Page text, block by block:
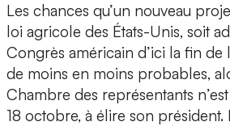
Les chances qu’un nouveau
loi agricole des États-Unis, soit
Congrès américain d’ici la fin de
de moins en moins probables,
Chambre des représentants
18 octobre, à élire son